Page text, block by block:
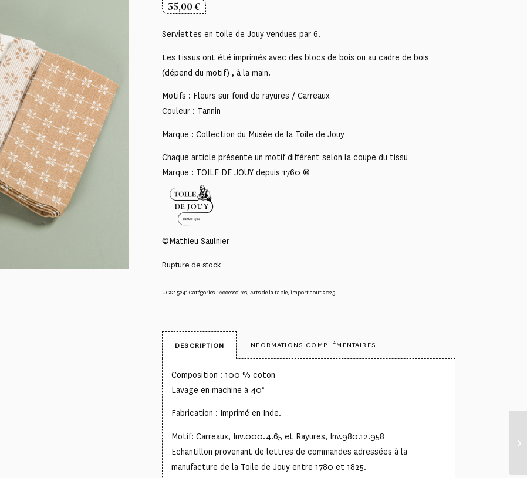
35,00€
Serviettes en toile de Jouy vendues par 6.
Les tissus ont été imprimés avec des blocs de bois ou au cadre de bois
(dépend du motif) , à la main.
Motifs : Fleurs sur fond de rayures / Carreaux
Couleur : Tannin
Marque : Collection du Musée de la Toile de Jouy
Chaque article présente un motif différent selon la coupe du tissu
Marque : TOILE DE JOUY depuis 1760 ®
©Mathieu Saulnier
Rupture de stock
UGS : 5241 Catégories :Accessoires Arts de la table import aout 2025
DESCRIPTION INFORMATIONS COMPLÉMENTAIRES
Composition : 100 % coton
Lavage en machine à 40°
Fabrication : Imprimé en Inde.
Motif: Carreaux, Inv.000.4.65 et Rayures, Inv.980.12.958
Echantillon provenant de lettres de commandes adressées à la
manufacture de la Toile de Jouy entre 1780 et 1825.